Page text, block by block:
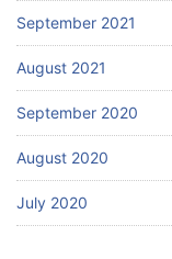
September 2021
August 2021
September 2020
August 2020
July 2020